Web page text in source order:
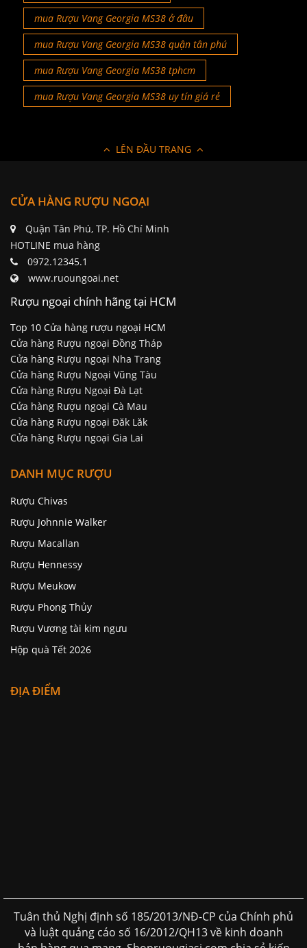
mua Rượu Vang Georgia MS38 ở đâu
mua Rượu Vang Georgia MS38 quận tân phú
mua Rượu Vang Georgia MS38 tphcm
mua Rượu Vang Georgia MS38 uy tín giá rẻ
LÊN ĐẦU TRANG
CỬA HÀNG RƯỢU NGOẠI
Quận Tân Phú, TP. Hồ Chí Minh
HOTLINE mua hàng
0972.12345.1
www.ruoungoai.net
Rượu ngoại chính hãng tại HCM
Top 10 Cửa hàng rượu ngoại HCM
Cửa hàng Rượu ngoại Đồng Tháp
Cửa hàng Rượu ngoại Nha Trang
Cửa hàng Rượu Ngoại Vũng Tàu
Cửa hàng Rượu Ngoại Đà Lạt
Cửa hàng Rượu ngoại Cà Mau
Cửa hàng Rượu ngoại Đăk Lăk
Cửa hàng Rượu ngoại Gia Lai
DANH MỤC RƯỢU
Rượu Chivas
Rượu Johnnie Walker
Rượu Macallan
Rượu Hennessy
Rượu Meukow
Rượu Phong Thủy
Rượu Vương tài kim ngưu
Hộp quà Tết 2026
ĐỊA ĐIỂM
Tuân thủ Nghị định số 185/2013/NĐ-CP của Chính phủ
và luật quảng cáo số 16/2012/QH13 về kinh doanh